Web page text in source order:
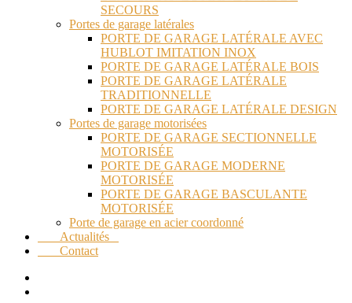
SECOURS
Portes de garage latérales
PORTE DE GARAGE LATÉRALE AVEC
HUBLOT IMITATION INOX
PORTE DE GARAGE LATÉRALE BOIS
PORTE DE GARAGE LATÉRALE
TRADITIONNELLE
PORTE DE GARAGE LATÉRALE DESIGN
Portes de garage motorisées
PORTE DE GARAGE SECTIONNELLE
MOTORISÉE
PORTE DE GARAGE MODERNE
MOTORISÉE
PORTE DE GARAGE BASCULANTE
MOTORISÉE
Porte de garage en acier coordonné
Actualités
Contact